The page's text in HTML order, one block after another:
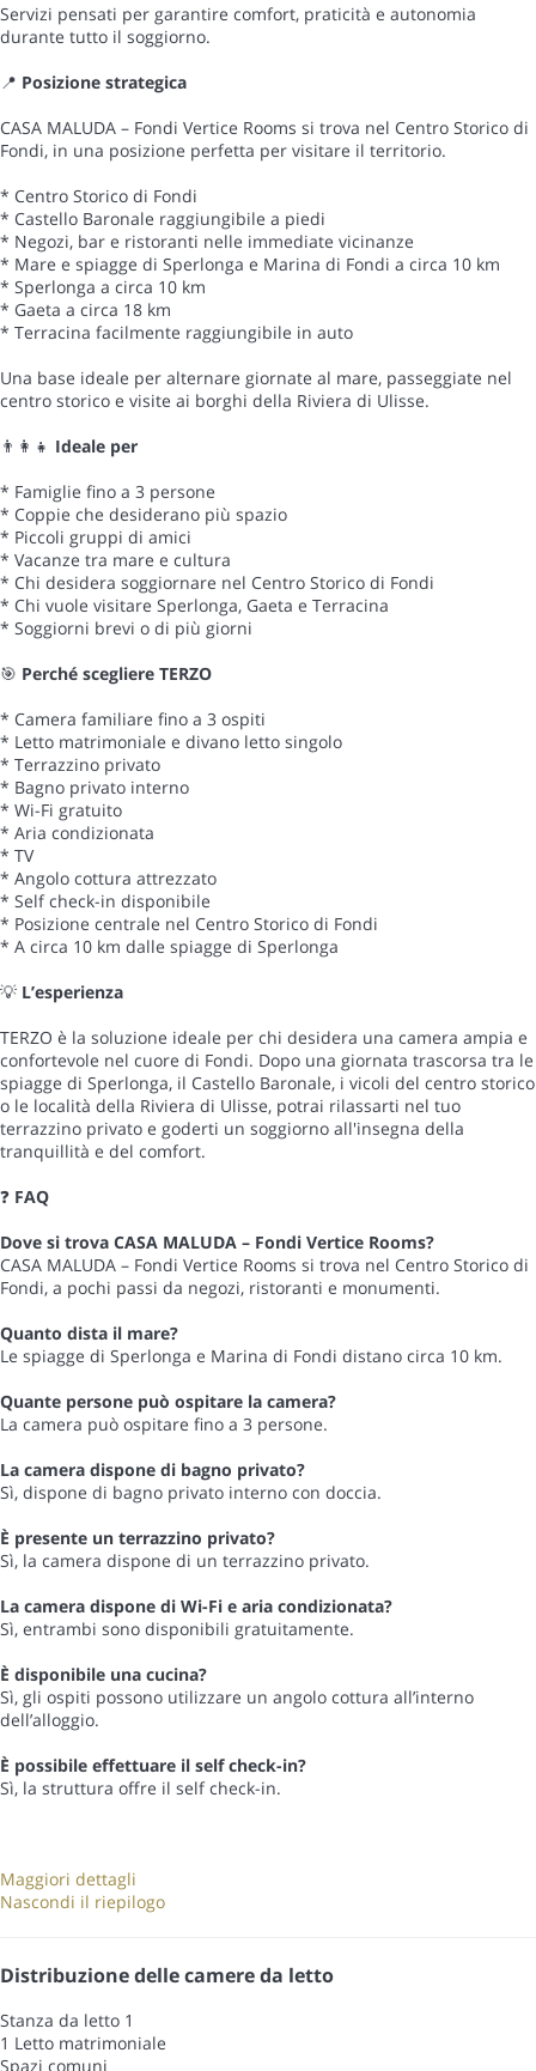
Servizi pensati per garantire comfort, praticità e autonomia
durante tutto il soggiorno.
📍 Posizione strategica
CASA MALUDA – Fondi Vertice Rooms si trova nel Centro Storico di
Fondi, in una posizione perfetta per visitare il territorio.
* Centro Storico di Fondi
* Castello Baronale raggiungibile a piedi
* Negozi, bar e ristoranti nelle immediate vicinanze
* Mare e spiagge di Sperlonga e Marina di Fondi a circa 10 km
* Sperlonga a circa 10 km
* Gaeta a circa 18 km
* Terracina facilmente raggiungibile in auto
Una base ideale per alternare giornate al mare, passeggiate nel
centro storico e visite ai borghi della Riviera di Ulisse.
👨👩👧 Ideale per
* Famiglie fino a 3 persone
* Coppie che desiderano più spazio
* Piccoli gruppi di amici
* Vacanze tra mare e cultura
* Chi desidera soggiornare nel Centro Storico di Fondi
* Chi vuole visitare Sperlonga, Gaeta e Terracina
* Soggiorni brevi o di più giorni
🎯 Perché scegliere TERZO
* Camera familiare fino a 3 ospiti
* Letto matrimoniale e divano letto singolo
* Terrazzino privato
* Bagno privato interno
* Wi-Fi gratuito
* Aria condizionata
* TV
* Angolo cottura attrezzato
* Self check-in disponibile
* Posizione centrale nel Centro Storico di Fondi
* A circa 10 km dalle spiagge di Sperlonga
💡 L’esperienza
TERZO è la soluzione ideale per chi desidera una camera ampia e
confortevole nel cuore di Fondi. Dopo una giornata trascorsa tra le
spiagge di Sperlonga, il Castello Baronale, i vicoli del centro storico
o le località della Riviera di Ulisse, potrai rilassarti nel tuo
terrazzino privato e goderti un soggiorno all'insegna della
tranquillità e del comfort.
❓ FAQ
Dove si trova CASA MALUDA – Fondi Vertice Rooms?
CASA MALUDA – Fondi Vertice Rooms si trova nel Centro Storico di
Fondi, a pochi passi da negozi, ristoranti e monumenti.
Quanto dista il mare?
Le spiagge di Sperlonga e Marina di Fondi distano circa 10 km.
Quante persone può ospitare la camera?
La camera può ospitare fino a 3 persone.
La camera dispone di bagno privato?
Sì, dispone di bagno privato interno con doccia.
È presente un terrazzino privato?
Sì, la camera dispone di un terrazzino privato.
La camera dispone di Wi-Fi e aria condizionata?
Sì, entrambi sono disponibili gratuitamente.
È disponibile una cucina?
Sì, gli ospiti possono utilizzare un angolo cottura all’interno
dell’alloggio.
È possibile effettuare il self check-in?
Sì, la struttura offre il self check-in.
Maggiori dettagli
Nascondi il riepilogo
Distribuzione delle camere da letto
Stanza da letto 1
1 Letto matrimoniale
Spazi comuni